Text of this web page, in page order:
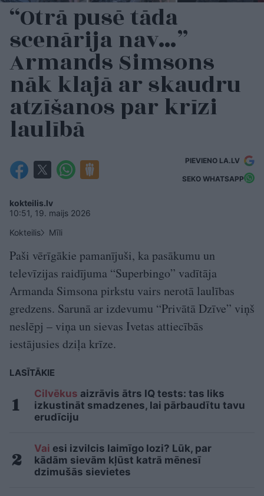
“Otrā pusē tāda
scenārija nav…”
Armands Simsons
nāk klajā ar skaudru
atzīšanos par krīzi
laulībā
PIEVIENO LA.LV
SEKO WHATSAPP
kokteilis.lv
10:51, 19. maijs 2026
Kokteilis
Mīli
Paši vērīgākie pamanījuši, ka pasākumu un
televīzijas raidījuma “Superbingo” vadītāja
Armanda Simsona pirkstu vairs nerotā laulības
gredzens. Sarunā ar izdevumu “Privātā Dzīve” viņš
neslēpj – viņa un sievas Ivetas attiecībās
iestājusies dziļa krīze.
LASĪTĀKIE
Cilvēkus aizrāvis ātrs IQ tests: tas liks
izkustināt smadzenes, lai pārbaudītu tavu
erudīciju
Vai esi izvilcis laimīgo lozi? Lūk, par
kādām sievām kļūst katrā mēnesī
dzimušās sievietes